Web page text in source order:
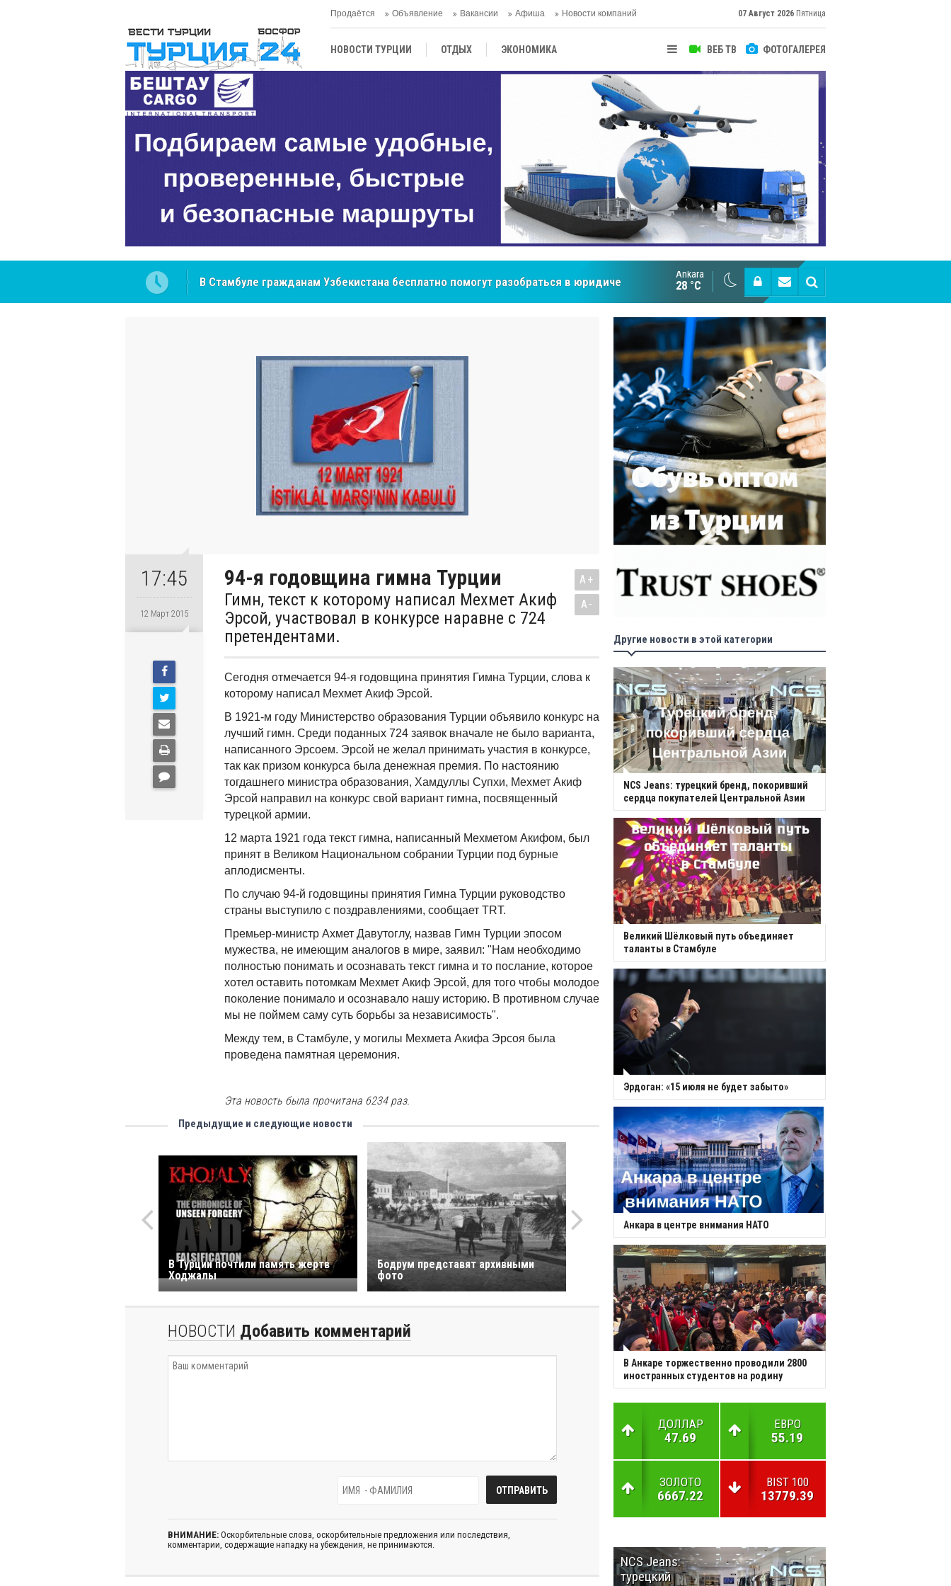
Продаётся Объявление Вакансии Афиша Новости компаний 07 Август 2026 Пятница
ВЕБ ТВ ФОТОГАЛЕРЕЯ
НОВОСТИ ТУРЦИИ ОТДЫХ ЭКОНОМИКА
ЦЕНТРАЛЬНАЯ АЗИЯ
В Стамбуле гражданам Узбекистана бесплатно помогут разобраться в юридических
NCS Jeans: турецкий бренд, покоривший сердца покупателей Центральной Азии
Cottonhill покоряет мировые рынки
Ankara
28 °C
17:45
12 Март 2015
94-я годовщина гимна Турции
Гимн, текст к которому написал Мехмет Акиф
Эрсой, участвовал в конкурсе наравне с 724
претендентами.
A+
A-
Сегодня отмечается 94-я годовщина принятия Гимна Турции, слова к
которому написал Мехмет Акиф Эрсой.
В 1921-м году Министерство образования Турции объявило конкурс на
лучший гимн. Среди поданных 724 заявок вначале не было варианта,
написанного Эрсоем. Эрсой не желал принимать участия в конкурсе,
так как призом конкурса была денежная премия. По настоянию
тогдашнего министра образования, Хамдуллы Супхи, Мехмет Акиф
Эрсой направил на конкурс свой вариант гимна, посвященный
турецкой армии.
12 марта 1921 года текст гимна, написанный Мехметом Акифом, был
принят в Великом Национальном собрании Турции под бурные
аплодисменты.
По случаю 94-й годовщины принятия Гимна Турции руководство
страны выступило с поздравлениями, сообщает TRT.
Премьер-министр Ахмет Давутоглу, назвав Гимн Турции эпосом
мужества, не имеющим аналогов в мире, заявил: "Нам необходимо
полностью понимать и осознавать текст гимна и то послание, которое
хотел оставить потомкам Мехмет Акиф Эрсой, для того чтобы молодое
поколение понимало и осознавало нашу историю. В противном случае
мы не поймем саму суть борьбы за независимость".
Между тем, в Стамбуле, у могилы Мехмета Акифа Эрсоя была
проведена памятная церемония.
Эта новость была прочитана 6234 раз.
Предыдущие и следующие новости
В Турции почтили память жертв
Ходжалы
Бодрум представят архивными
фото
НОВОСТИ Добавить комментарий
ВНИМАНИЕ: Оскорбительные слова, оскорбительные предложения или последствия,
комментарии, содержащие нападку на убеждения, не принимаются.
Другие новости в этой категории
NCS Jeans: турецкий бренд, покоривший
сердца покупателей Центральной Азии
Великий Шёлковый путь объединяет
таланты в Стамбуле
Эрдоган: «15 июля не будет забыто»
Анкара в центре внимания НАТО
В Анкаре торжественно проводили 2800
иностранных студентов на родину
ДОЛЛАР
47.69
ЕВРО
55.19
ЗОЛОТО
6667.22
BIST 100
13779.39
NCS Jeans:
турецкий